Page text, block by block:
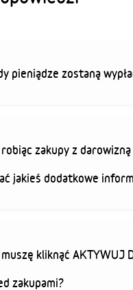
pieniądze zostaną
robiąc zakupy z
jakieś dodatkowe
kliknąć AKTYWUJ
zakupami?